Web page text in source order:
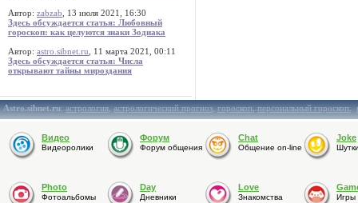
Автор: zabzab , 13 июля 2021, 16:30
Здесь обсуждается статья: Любовный
гороскоп: как целуются знаки Зодиака
Автор: astro.sibnet.ru , 11 марта 2021, 00:11
Здесь обсуждается статья: Числа
открывают тайны мироздания
Astro.sibnet.ru:астрология,астрологический прогноз,гороскоп,персональный гороскоп,
Видео
Видеоролики
Форум
Форум общения
Chat
Общение on-line
Joke
Photo
Фотоальбомы
Day
Дневники
Love
Знакомства Игры